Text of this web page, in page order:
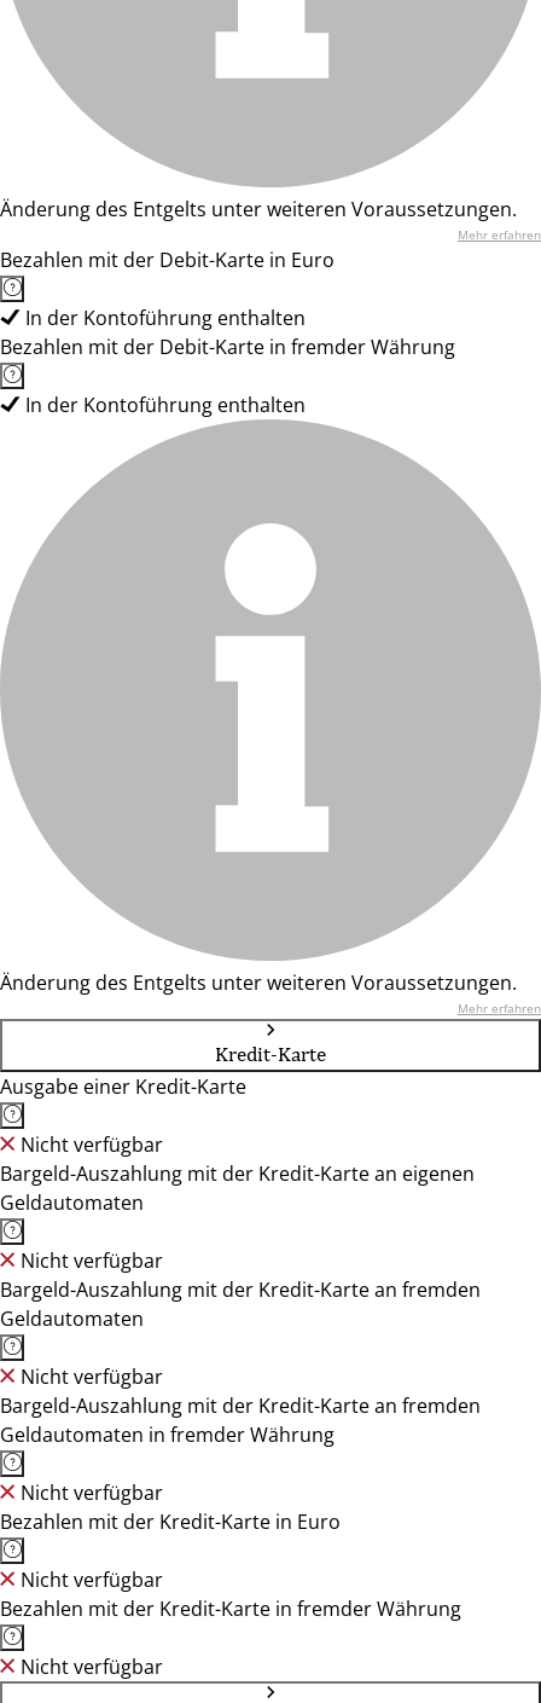
Änderung des Entgelts unter weiteren Voraussetzungen.
Mehr erfahren
Bezahlen mit der Debit-Karte in Euro
In der Kontoführung enthalten
Bezahlen mit der Debit-Karte in fremder Währung
In der Kontoführung enthalten
Änderung des Entgelts unter weiteren Voraussetzungen.
Mehr erfahren
Kredit-Karte
Ausgabe einer Kredit-Karte
Nicht verfügbar
Bargeld-Auszahlung mit der Kredit-Karte an eigenen
Geldautomaten
Nicht verfügbar
Bargeld-Auszahlung mit der Kredit-Karte an fremden
Geldautomaten
Nicht verfügbar
Bargeld-Auszahlung mit der Kredit-Karte an fremden
Geldautomaten in fremder Währung
Nicht verfügbar
Bezahlen mit der Kredit-Karte in Euro
Nicht verfügbar
Bezahlen mit der Kredit-Karte in fremder Währung
Nicht verfügbar